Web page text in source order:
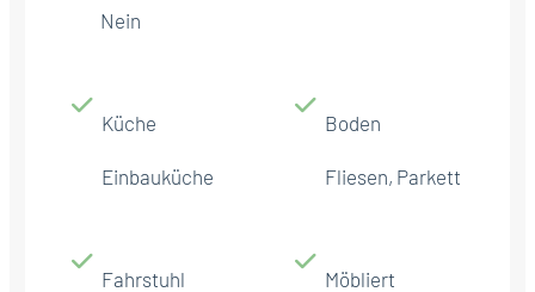
Nein
Küche
Einbauküche
Boden
Fliesen, Parkett
Fahrstuhl Möbliert